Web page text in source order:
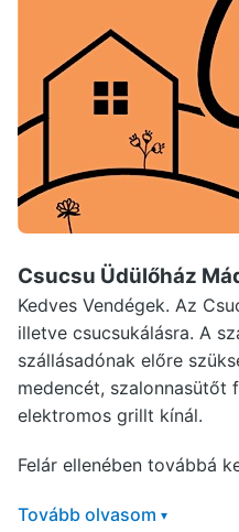
Csucsu Üdülőház
Kedves Vendégek. Az
illetve csucsukálásra. A
szállásadónak előre
medencét, szalonnasütőt
elektromos grillt kínál.
Felár ellenében továbbá
Tovább olvasom ▾